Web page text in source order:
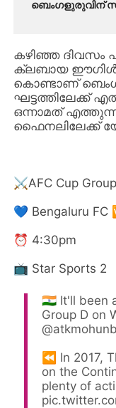
ബെംഗളുരുവിന്
കഴിഞ്ഞ
ക്ലബായ
കൊണ്ടാണ്
ഘട്ടത്തിലേക്ക്
ഒന്നാമത്
ഫൈനലിലേക്ക്
⚔AFC Cup
💙 Bengaluru FC
⏰ 4:30pm
📺 Star Sports 2
🇮🇳 It'll been
Group D on
⏪ In 2017,
on the
plenty of